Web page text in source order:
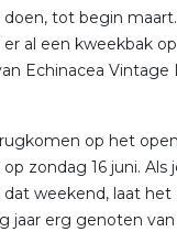
tot begin
al een kweekbak
Echinacea Vintage
op het
zondag 16 juni. Als
weekend, laat het
jaar erg genoten